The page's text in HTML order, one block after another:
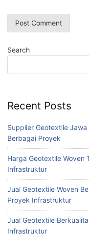
Search
Recent Posts
Supplier Geotextile
Berbagai Proyek
Harga Geotextile Woven
Infrastruktur
Jual Geotextile Woven
Proyek Infrastruktur
Jual Geotextile
Infrastruktur